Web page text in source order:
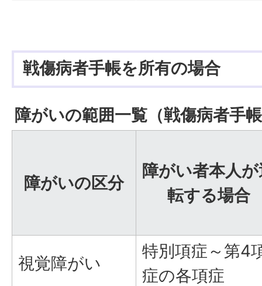
戦傷病者手帳を所有の場合
障がいの範囲一覧（戦傷病者手
障がいの区分
障がい者本人
転する場合
視覚障がい
特別項症～第4
症の各項症